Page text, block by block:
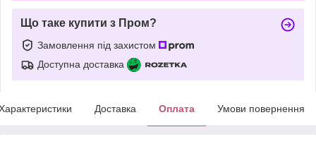
Що таке купити з Пром?
Замовлення під захистом
Доступна доставка
Доставка Оплата Умови повернення